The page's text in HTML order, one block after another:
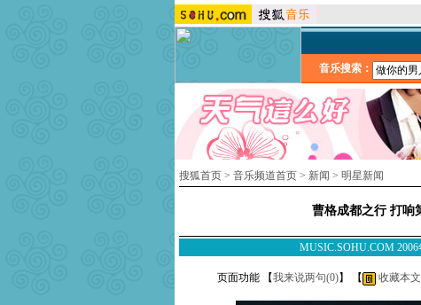
音乐搜索：
搜狐首页 > 音乐频道首页 > 新闻 > 明星新闻
曹格成都之行 打响
MUSIC.SOHU.COM
页面功能 【我来说两句(0)】 【 收藏本文